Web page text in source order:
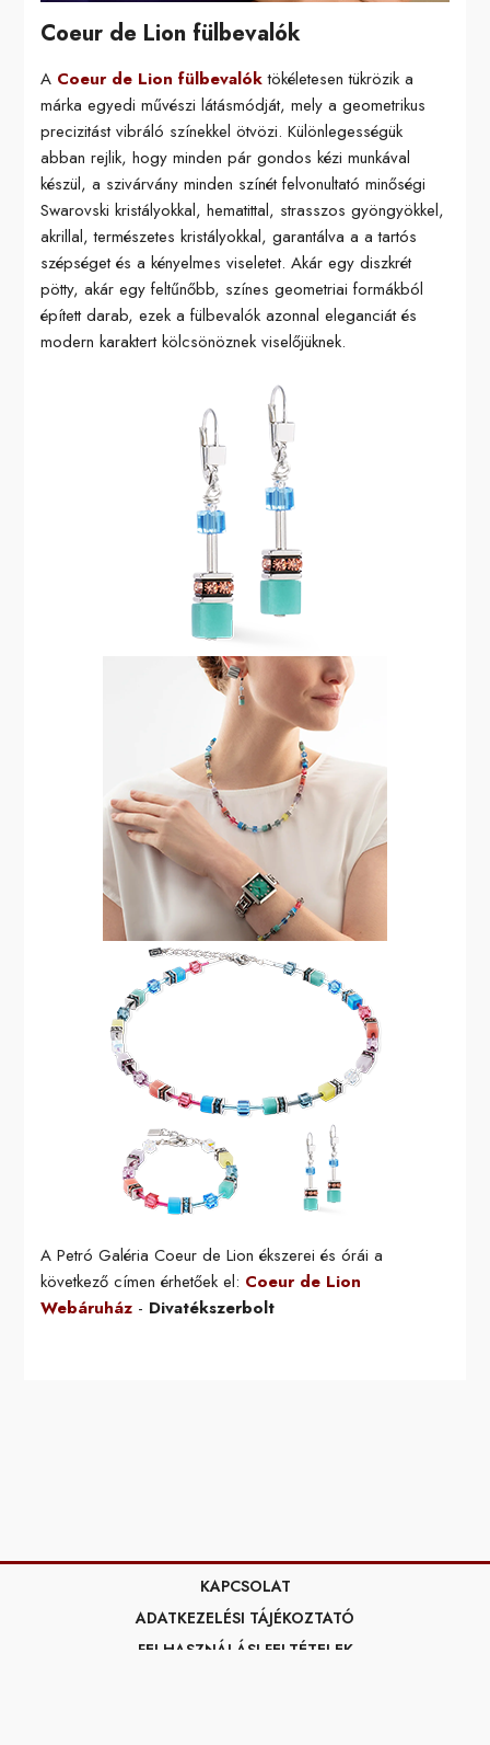
Coeur de Lion fülbevalók
A Coeur de Lion fülbevalóktökéletesen tükrözik a
márka egyedi művészi látásmódját, mely a geometrikus
precizitást vibráló színekkel ötvözi. Különlegességük
abban rejlik, hogy minden pár gondos kézi munkával
készül, a szivárvány minden színét felvonultató minőségi
Swarovski kristályokkal, hematittal, strasszos gyöngyökkel,
akrillal, természetes kristályokkal, garantálva a a tartós
szépséget és a kényelmes viseletet. Akár egy diszkrét
pötty, akár egy feltűnőbb, színes geometriai formákból
épített darab, ezek a fülbevalók azonnal eleganciát és
modern karaktert kölcsönöznek viselőjüknek.
A Petró Galéria Coeur de Lion ékszerei és órái a
következő címen érhetőek el: Coeur de Lion
Webáruház - Divatékszerbolt
KAPCSOLAT
ADATKEZELÉSI TÁJÉKOZTATÓ
FELHASZNÁLÁSI FELTÉTELEK